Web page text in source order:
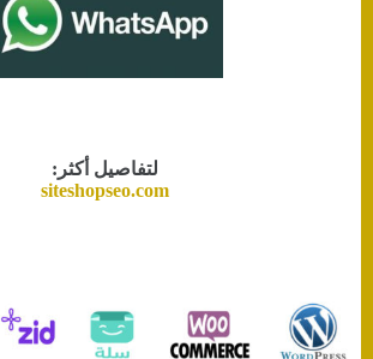
لتفاصيل أكثر:
siteshopseo.com